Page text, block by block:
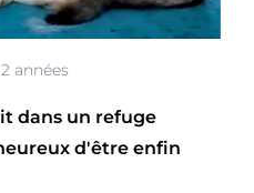
années
dans un refuge
d'être enfin